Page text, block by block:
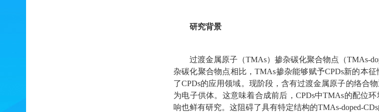
研究背景
过渡金属原子 （TMAs）掺杂碳化聚合物点（TMAs-
杂碳化聚合物点相比，TMAs掺杂能够赋予CPDs新的本征
了CPDs的应用领域。现阶段， 含有过渡金属原子的络合
为电子供体。 这意味着合成前后， CPDs中TMAs的配位环
响也鲜有研究。这阻碍了具有特定结构的TMAs-doped-CDs